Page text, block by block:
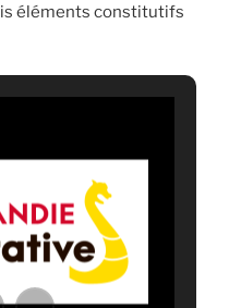
éléments constitutifs